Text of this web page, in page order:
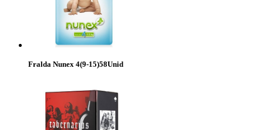
Fralda Nunex 4(9-15)58Unid